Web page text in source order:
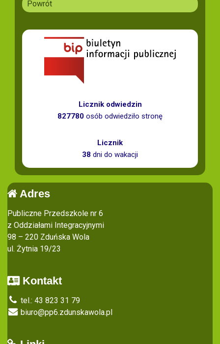
Powrót
Licznik odwiedzin
827780 osób odwiedziło stronę
Licznik
38 dni do wakacji
Adres
Publiczne Przedszkole nr 6
z Oddziałami Integracyjnymi
98 – 220 Zduńska Wola
ul. Żytnia 19/23
Kontakt
tel.: 43 823 31 79
biuro@pp6.zdunskawola.pl